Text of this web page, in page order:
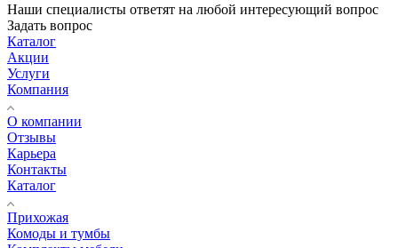
Наши специалисты ответят на любой интересующий вопрос
Задать вопрос
Каталог
Акции
Услуги
Компания
О компании
Отзывы
Карьера
Контакты
Каталог
Прихожая
Комоды и тумбы